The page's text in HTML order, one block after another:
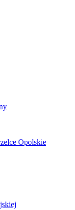
Opolskie